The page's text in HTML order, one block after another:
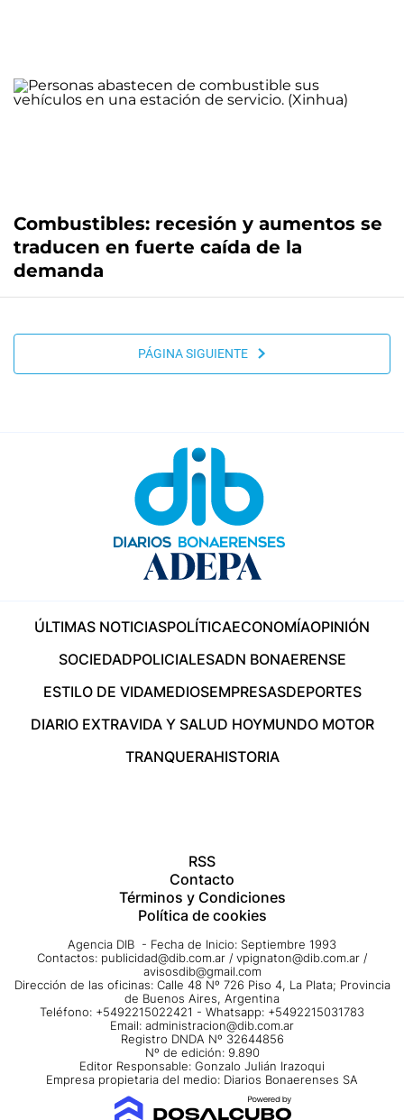
Combustibles: recesión y aumentos se
traducen en fuerte caída de la
demanda
PÁGINA SIGUIENTE
ÚLTIMAS NOTICIASPOLÍTICAECONOMÍAOPINIÓN
SOCIEDADPOLICIALESADN BONAERENSE
ESTILO DE VIDAMEDIOSEMPRESASDEPORTES
DIARIO EXTRAVIDA Y SALUD HOYMUNDO MOTOR
TRANQUERAHISTORIA
RSS
Contacto
Términos y Condiciones
Política de cookies
Agencia DIB - Fecha de Inicio: Septiembre 1993
Contactos: publicidad@dib.com.ar / vpignaton@dib.com.ar /
avisosdib@gmail.com
Dirección de las oficinas: Calle 48 Nº 726 Piso 4, La Plata; Provincia
de Buenos Aires, Argentina
Teléfono: +5492215022421 - Whatsapp: +5492215031783
Email: administracion@dib.com.ar
Registro DNDA Nº 32644856
Nº de edición: 9.890
Editor Responsable: Gonzalo Julián Irazoqui
Empresa propietaria del medio: Diarios Bonaerenses SA